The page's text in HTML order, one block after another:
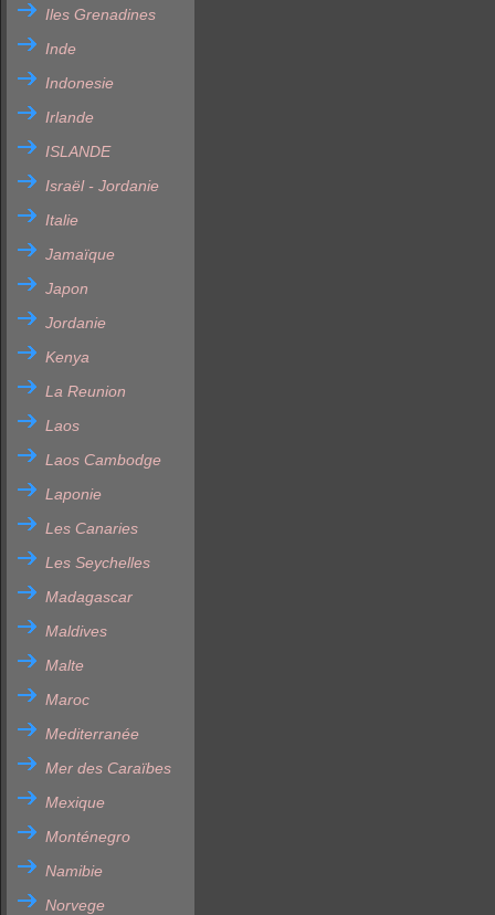
Iles Grenadines
Inde
Indonesie
Irlande
ISLANDE
Israël - Jordanie
Italie
Jamaïque
Japon
Jordanie
Kenya
La Reunion
Laos
Laos Cambodge
Laponie
Les Canaries
Les Seychelles
Madagascar
Maldives
Malte
Maroc
Mediterranée
Mer des Caraïbes
Mexique
Monténegro
Namibie
Norvege